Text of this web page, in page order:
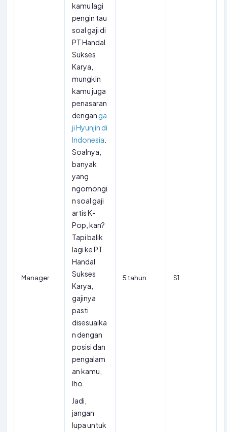
Manager
kamu lagi
pengin tau
soal gaji di
PT Handal
Sukses
Karya,
mungkin
kamu juga
penasaran
dengan ga
ji Hyunjin di
Indonesia
Soalnya,
banyak
yang
ngomongi
n soal gaji
artis K-
Pop, kan?
Tapi balik
lagi ke PT
Handal
Sukses
Karya,
gajinya
pasti
disesuaika
n dengan
posisi dan
pengalam
an kamu,
lho.
Jadi,
jangan
lupa untuk
5 tahun S1